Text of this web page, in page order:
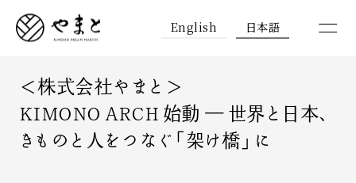
English 日本語
＜株式会社やまと＞
KIMONO ARCH 始動 ― 世界と日本、
きものと人をつなぐ「架け橋」に